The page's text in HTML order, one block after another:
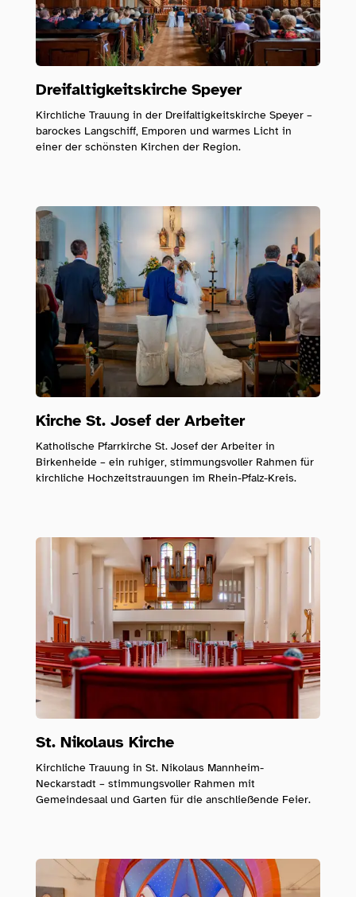
Dreifaltigkeitskirche Speyer
Kirchliche Trauung in der Dreifaltigkeitskirche Speyer –
barockes Langschiff, Emporen und warmes Licht in
einer der schönsten Kirchen der Region.
Kirche St. Josef der Arbeiter
Katholische Pfarrkirche St. Josef der Arbeiter in
Birkenheide – ein ruhiger, stimmungsvoller Rahmen für
kirchliche Hochzeitstrauungen im Rhein-Pfalz-Kreis.
St. Nikolaus Kirche
Kirchliche Trauung in St. Nikolaus Mannheim-
Neckarstadt – stimmungsvoller Rahmen mit
Gemeindesaal und Garten für die anschließende Feier.